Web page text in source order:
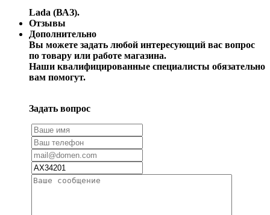
Lada (ВАЗ).
Отзывы
Дополнительно
Вы можете задать любой интересующий вас вопрос
по товару или работе магазина.
Наши квалифицированные специалисты обязательно
вам помогут.
Задать вопрос